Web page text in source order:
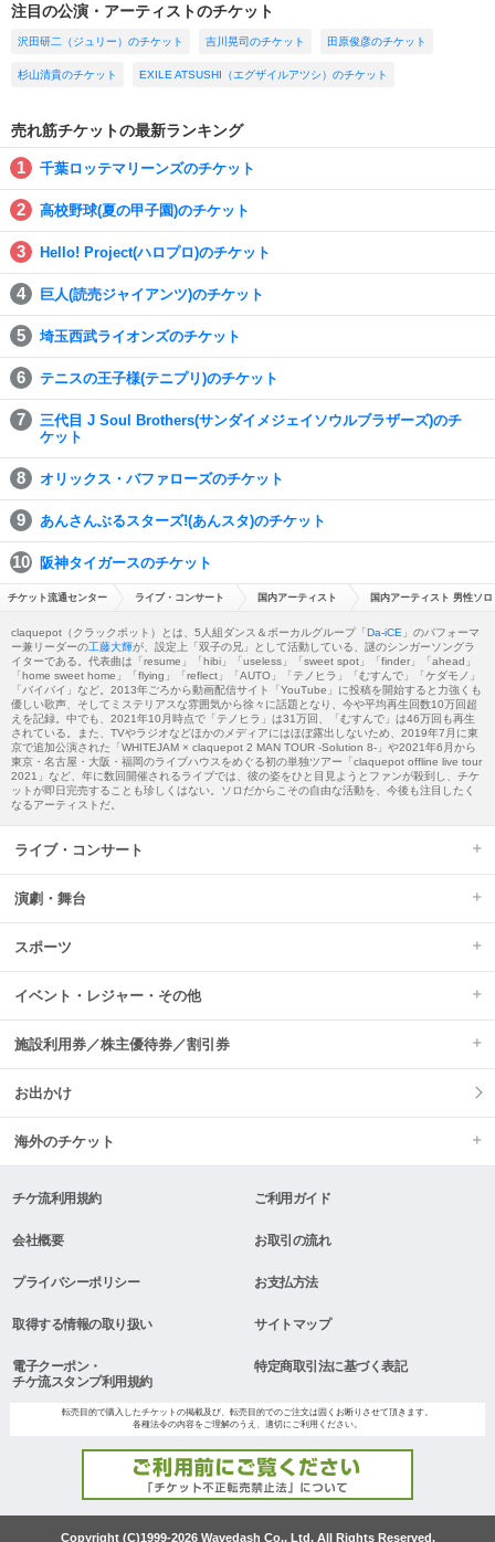
注目の公演・アーティストのチケット
沢田研二（ジュリー）のチケット 吉川晃司のチケット 田原俊彦のチケット
杉山清貴のチケット EXILE ATSUSHI（エグザイルアツシ）のチケット
売れ筋チケットの最新ランキング
千葉ロッテマリーンズのチケット
高校野球(夏の甲子園)のチケット
Hello! Project(ハロプロ)のチケット
巨人(読売ジャイアンツ)のチケット
埼玉西武ライオンズのチケット
テニスの王子様(テニプリ)のチケット
三代目 J Soul Brothers(サンダイメジェイソウルブラザーズ)のチ
ケット
オリックス・バファローズのチケット
あんさんぶるスターズ!(あんスタ)のチケット
阪神タイガースのチケット
チケット流通センター ライブ・コンサート 国内アーティスト 国内アーティスト 男性ソロ
claquepot（クラックポット）とは、5人組ダンス＆ボーカルグループ「Da-iCE 」のパフォーマ
ー兼リーダーの工藤大輝が、設定上「双子の兄」として活動している、謎のシンガーソングラ
イターである。代表曲は「resume」「hibi」「useless」「sweet spot」「finder」「ahead」
「home sweet home」「flying」「reflect」「AUTO」「テノヒラ」「むすんで」「ケダモノ」
「バイバイ」など。2013年ごろから動画配信サイト「YouTube」に投稿を開始すると力強くも
優しい歌声、そしてミステリアスな雰囲気から徐々に話題となり、今や平均再生回数10万回超
えを記録。中でも、2021年10月時点で「テノヒラ」は31万回、「むすんで」は46万回も再生
されている。また、TVやラジオなどほかのメディアにはほぼ露出しないため、2019年7月に東
京で追加公演された「WHITEJAM × claquepot 2 MAN TOUR -Solution 8-」や2021年6月から
東京・名古屋・大阪・福岡のライブハウスをめぐる初の単独ツアー「claquepot offline live tour
2021」など、年に数回開催されるライブでは、彼の姿をひと目見ようとファンが殺到し、チケ
ットが即日完売することも珍しくはない。ソロだからこその自由な活動を、今後も注目したく
なるアーティストだ。
ライブ・コンサート
演劇・舞台
スポーツ
イベント・レジャー・その他
施設利用券／株主優待券／割引券
お出かけ
海外のチケット
チケ流利用規約 ご利用ガイド
会社概要 お取引の流れ
プライバシーポリシー お支払方法
取得する情報の取り扱い サイトマップ
電子クーポン・
チケ流スタンプ利用規約
特定商取引法に基づく表記
転売目的で購入したチケットの掲載及び、転売目的でのご注文は固くお断りさせて頂きます。
各種法令の内容をご理解のうえ、適切にご利用ください。
Copyright (C)1999-2026 Wavedash Co., Ltd. All Rights Reserved.